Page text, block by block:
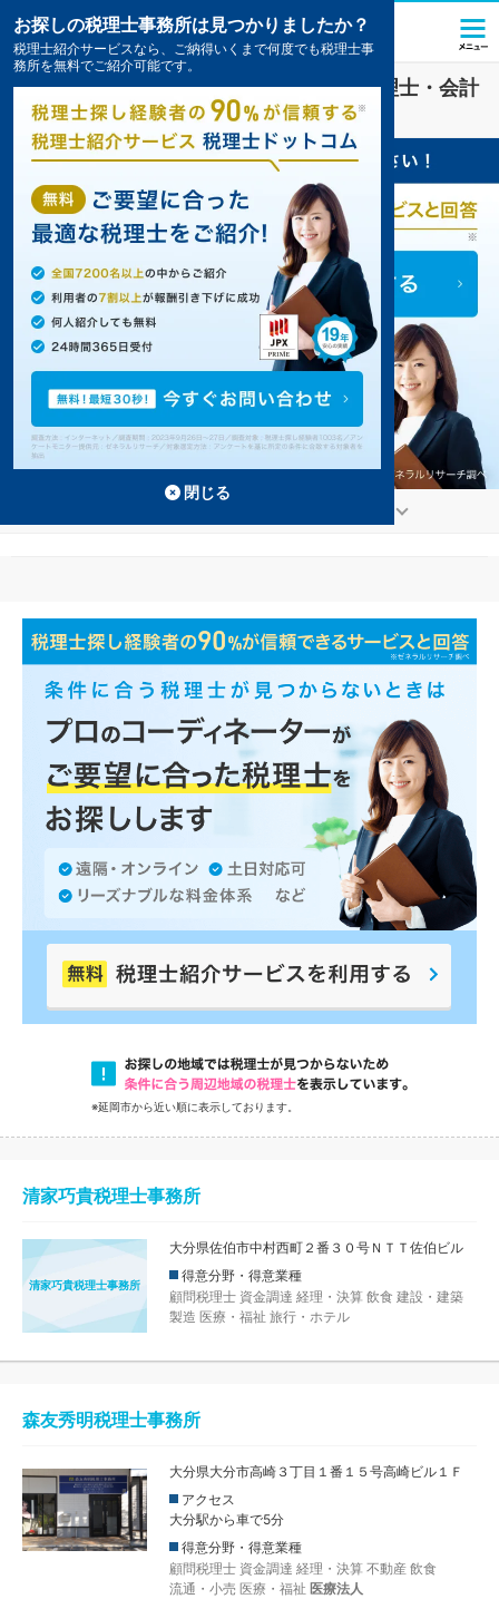
医療法人業界に強い延岡市(宮崎県)の税理士・会計
事務所の一覧
※延岡市から近い順に表示しております。
清家巧貴税理士事務所
清家巧貴税理士事務所
大分県佐伯市中村西町２番３０号ＮＴＴ佐伯ビル
得意分野・得意業種
顧問税理士 資金調達 経理・決算 飲食 建設・建築
製造 医療・福祉 旅行・ホテル
森友秀明税理士事務所
大分県大分市高崎３丁目１番１５号高崎ビル１Ｆ
アクセス
大分駅から車で5分
得意分野・得意業種
顧問税理士 資金調達 経理・決算 不動産 飲食
流通・小売 医療・福祉 医療法人
お探しの税理士事務所は見つかりましたか？
税理士紹介サービスなら、ご納得いくまで何度でも税理士事
務所を無料でご紹介可能です。
閉じる